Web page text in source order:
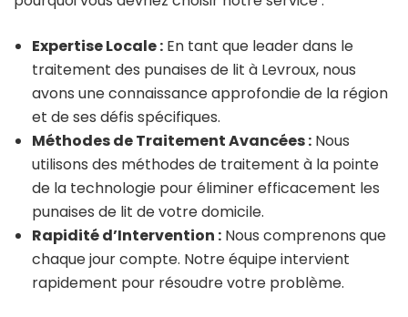
Expertise Locale : En tant que leader dans le
traitement des punaises de lit à Levroux, nous
avons une connaissance approfondie de la région
et de ses défis spécifiques.
Méthodes de Traitement Avancées : Nous
utilisons des méthodes de traitement à la pointe
de la technologie pour éliminer efficacement les
punaises de lit de votre domicile.
Rapidité d’Intervention : Nous comprenons que
chaque jour compte. Notre équipe intervient
rapidement pour résoudre votre problème.